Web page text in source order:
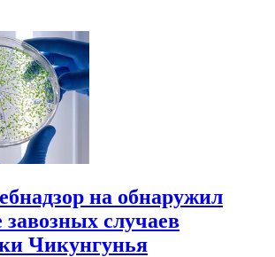
на обнаружил
завозных случаев
Чикунгунья